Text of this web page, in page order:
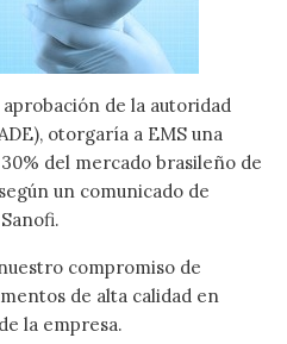
de la autoridad
otorgaría a EMS una
del mercado brasileño de
un comunicado de
compromiso de
de alta calidad en
la empresa.